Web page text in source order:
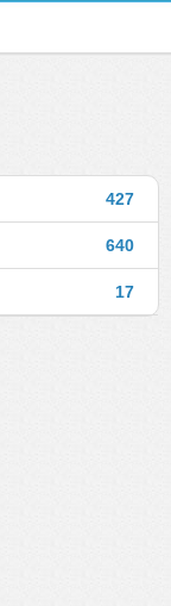
427
640
17